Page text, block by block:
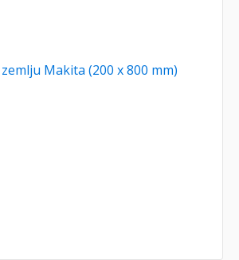
Makita (200 x 800 mm)